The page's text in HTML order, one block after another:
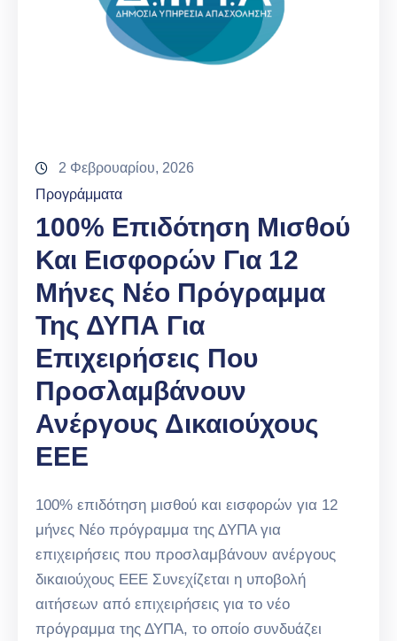
2 Φεβρουαρίου, 2026
Προγράμματα
100% Επιδότηση Μισθού
Και Εισφορών Για 12
Μήνες Νέο Πρόγραμμα
Της ΔΥΠΑ Για
Επιχειρήσεις Που
Προσλαμβάνουν
Ανέργους Δικαιούχους
ΕΕΕ
100% επιδότηση μισθού και εισφορών για 12
μήνες Νέο πρόγραμμα της ΔΥΠΑ για
επιχειρήσεις που προσλαμβάνουν ανέργους
δικαιούχους ΕΕΕ Συνεχίζεται η υποβολή
αιτήσεων από επιχειρήσεις για το νέο
πρόγραμμα της ΔΥΠΑ, το οποίο συνδυάζει